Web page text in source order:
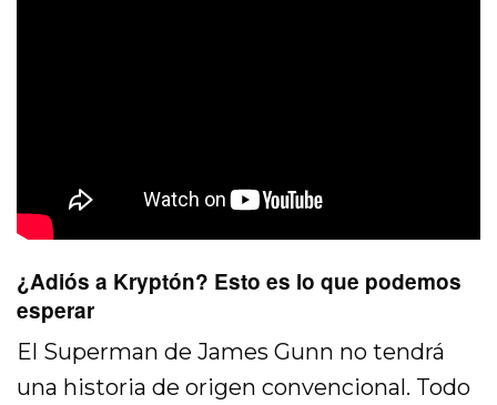
¿Adiós a Kryptón? Esto es lo que podemos
esperar
El Superman de James Gunn no tendrá
una historia de origen convencional. Todo